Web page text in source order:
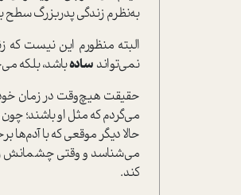
به‌نظرم زندگی پدربزرگ سطح
البته منظورم این نیست که
نمی‌تواند سادهباشد، بلکه
حقیقت هیچ‌وقت در زمان
می‌گردم که مثل او باشند؛
حالا دیگر موقعی که با آدم‌ها
می‌شناسد و وقتی چشمانش را
کند.